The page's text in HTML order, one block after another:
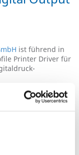
ist führend in
Printer Driver für
Software
Technologie
aller